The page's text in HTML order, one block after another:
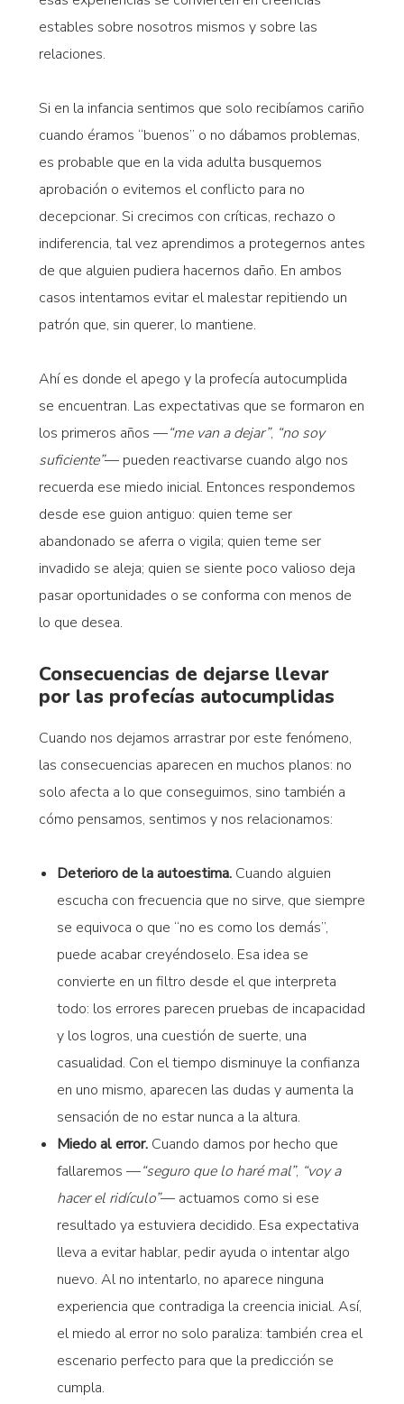
estables sobre nosotros mismos y sobre las
relaciones.
Si en la infancia sentimos que solo recibíamos cariño
cuando éramos “buenos” o no dábamos problemas,
es probable que en la vida adulta busquemos
aprobación o evitemos el conflicto para no
decepcionar. Si crecimos con críticas, rechazo o
indiferencia, tal vez aprendimos a protegernos antes
de que alguien pudiera hacernos daño. En ambos
casos intentamos evitar el malestar repitiendo un
patrón que, sin querer, lo mantiene.
Ahí es donde el apego y la profecía autocumplida
se encuentran. Las expectativas que se formaron en
los primeros años —“me van a dejar”, “no soy
suficiente”— pueden reactivarse cuando algo nos
recuerda ese miedo inicial. Entonces respondemos
desde ese guion antiguo: quien teme ser
abandonado se aferra o vigila; quien teme ser
invadido se aleja; quien se siente poco valioso deja
pasar oportunidades o se conforma con menos de
lo que desea.
Consecuencias de dejarse llevar
por las profecías autocumplidas
Cuando nos dejamos arrastrar por este fenómeno,
las consecuencias aparecen en muchos planos: no
solo afecta a lo que conseguimos, sino también a
cómo pensamos, sentimos y nos relacionamos:
Deterioro de la autoestima.Cuando alguien
escucha con frecuencia que no sirve, que siempre
se equivoca o que “no es como los demás”,
puede acabar creyéndoselo. Esa idea se
convierte en un filtro desde el que interpreta
todo: los errores parecen pruebas de incapacidad
y los logros, una cuestión de suerte, una
casualidad. Con el tiempo disminuye la confianza
en uno mismo, aparecen las dudas y aumenta la
sensación de no estar nunca a la altura.
Miedo al error.Cuando damos por hecho que
fallaremos —“seguro que lo haré mal”, “voy a
hacer el ridículo”— actuamos como si ese
resultado ya estuviera decidido. Esa expectativa
lleva a evitar hablar, pedir ayuda o intentar algo
nuevo. Al no intentarlo, no aparece ninguna
experiencia que contradiga la creencia inicial. Así,
el miedo al error no solo paraliza: también crea el
escenario perfecto para que la predicción se
cumpla.